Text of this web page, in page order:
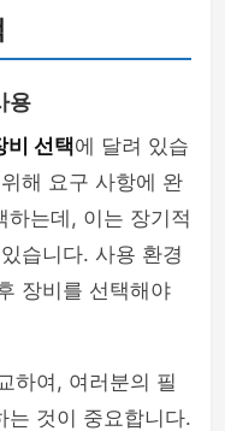
용
비 선택에 달려 있습
해 요구 사항에 완
하는데, 이는 장기적
습니다. 사용 환경
장비를 선택해야
하여, 여러분의 필
는 것이 중요합니다.